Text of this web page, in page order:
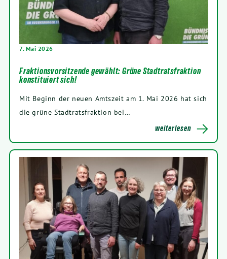
7. Mai 2026
Fraktionsvorsitzende gewählt: Grüne Stadtratsfraktion
konstituiert sich!
Mit Beginn der neu­en Amts­zeit am 1. Mai 2026 hat sich
die grü­ne Stadt­rats­frak­ti­on bei…
wei­ter­le­sen